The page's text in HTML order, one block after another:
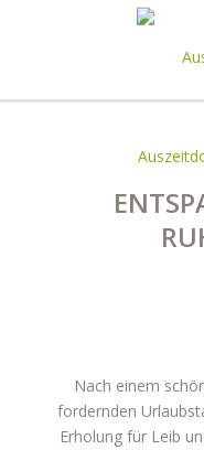
Nach einem
fordernden
Erholung für Leib